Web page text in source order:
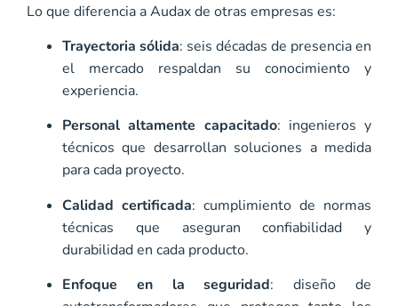
Lo que diferencia a Audax de otras empresas es:
Trayectoria sólida: seis décadas de presencia en
el mercado respaldan su conocimiento y
experiencia.
Personal altamente capacitado: ingenieros y
técnicos que desarrollan soluciones a medida
para cada proyecto.
Calidad certificada: cumplimiento de normas
técnicas que aseguran confiabilidad y
durabilidad en cada producto.
Enfoque en la seguridad: diseño de